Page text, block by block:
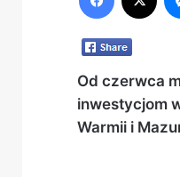
Od czerwca
inwestycjom
Warmii i